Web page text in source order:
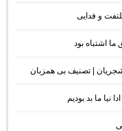
و فدایی
اشتباه بود
| تصنیف بی همزبان
نیا ما بد بودیم